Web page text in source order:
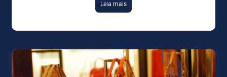
Leia mais